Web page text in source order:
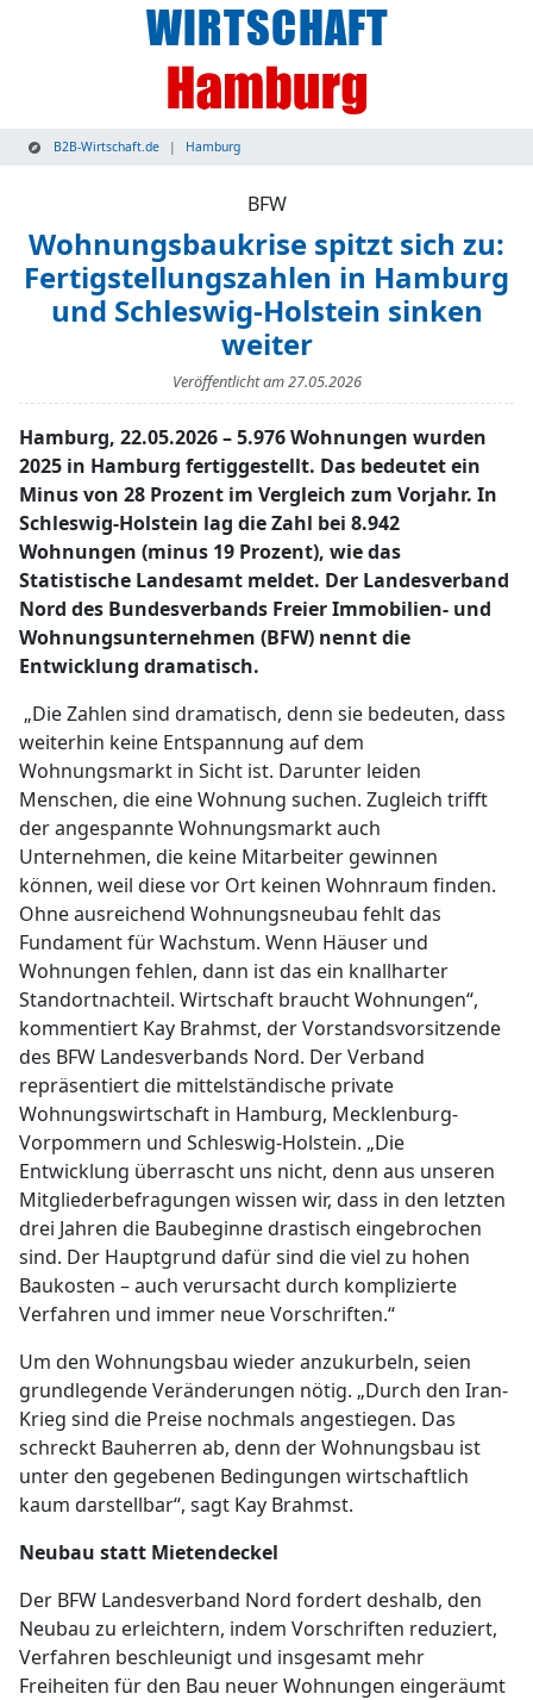
B2B-Wirtschaft.de Hamburg
BFW
Wohnungsbaukrise spitzt sich zu:
Fertigstellungszahlen in Hamburg
und Schleswig-Holstein sinken
weiter
Veröffentlicht am27.05.2026
Hamburg, 22.05.2026 – 5.976 Wohnungen wurden
2025 in Hamburg fertiggestellt. Das bedeutet ein
Minus von 28 Prozent im Vergleich zum Vorjahr. In
Schleswig-Holstein lag die Zahl bei 8.942
Wohnungen (minus 19 Prozent), wie das
Statistische Landesamt meldet. Der Landesverband
Nord des Bundesverbands Freier Immobilien- und
Wohnungsunternehmen (BFW) nennt die
Entwicklung dramatisch.
„Die Zahlen sind dramatisch, denn sie bedeuten, dass
weiterhin keine Entspannung auf dem
Wohnungsmarkt in Sicht ist. Darunter leiden
Menschen, die eine Wohnung suchen. Zugleich trifft
der angespannte Wohnungsmarkt auch
Unternehmen, die keine Mitarbeiter gewinnen
können, weil diese vor Ort keinen Wohnraum finden.
Ohne ausreichend Wohnungsneubau fehlt das
Fundament für Wachstum. Wenn Häuser und
Wohnungen fehlen, dann ist das ein knallharter
Standortnachteil. Wirtschaft braucht Wohnungen“,
kommentiert Kay Brahmst, der Vorstandsvorsitzende
des BFW Landesverbands Nord. Der Verband
repräsentiert die mittelständische private
Wohnungswirtschaft in Hamburg, Mecklenburg-
Vorpommern und Schleswig-Holstein. „Die
Entwicklung überrascht uns nicht, denn aus unseren
Mitgliederbefragungen wissen wir, dass in den letzten
drei Jahren die Baubeginne drastisch eingebrochen
sind. Der Hauptgrund dafür sind die viel zu hohen
Baukosten – auch verursacht durch komplizierte
Verfahren und immer neue Vorschriften.“
Um den Wohnungsbau wieder anzukurbeln, seien
grundlegende Veränderungen nötig. „Durch den Iran-
Krieg sind die Preise nochmals angestiegen. Das
schreckt Bauherren ab, denn der Wohnungsbau ist
unter den gegebenen Bedingungen wirtschaftlich
kaum darstellbar“, sagt Kay Brahmst.
Neubau statt Mietendeckel
Der BFW Landesverband Nord fordert deshalb, den
Neubau zu erleichtern, indem Vorschriften reduziert,
Verfahren beschleunigt und insgesamt mehr
Freiheiten für den Bau neuer Wohnungen eingeräumt